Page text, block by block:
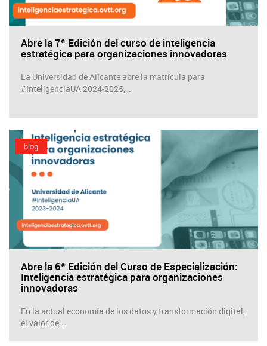
Abre la 7ª Edición del curso de inteligencia
estratégica para organizaciones innovadoras
La Universidad de Alicante abre la matrícula para
#InteligenciaUA 2024-2025,…
blog
Abre la 6ª Edición del Curso de Especialización:
Inteligencia estratégica para organizaciones
innovadoras
En la actual economía de los datos y transformación digital,
el valor de…